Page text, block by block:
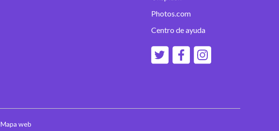
Photos.com
Centro de ayuda
Mapa web